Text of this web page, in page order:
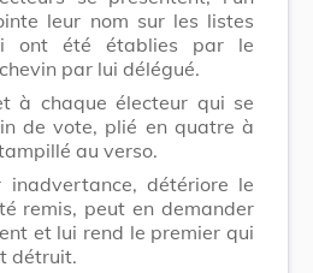
leur nom sur les listes
ont été établies par le
par lui délégué.
à chaque électeur qui se
de vote, plié en quatre à
au verso.
inadvertance, détériore le
remis, peut en demander
et lui rend le premier qui
détruit.